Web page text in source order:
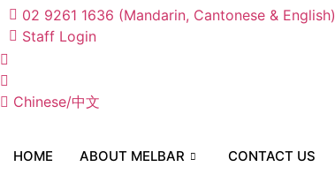
02 9261 1636 (Mandarin, Cantonese & English)
Staff Login
Chinese/中文
HOME ABOUT MELBAR CONTACT US